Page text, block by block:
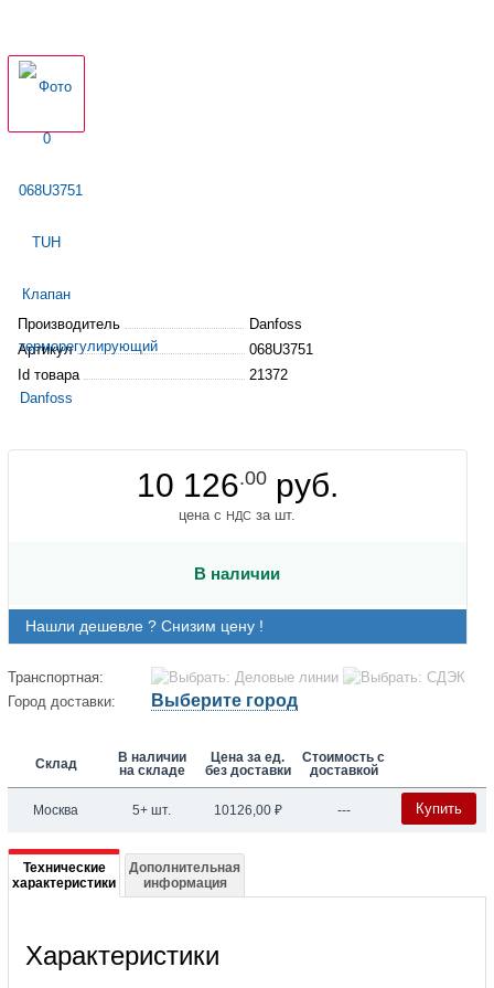
Производитель
Danfoss
Артикул
068U3751
Id товара
21372
10 126.00 руб.
цена с НДС за шт.
В наличии
Нашли дешевле ? Снизим цену !
Транспортная:
Город доставки:
Выберите город
Склад
В наличии
на складе
Цена за ед.
без доставки
Стоимость с
доставкой
Москва 5+ шт. 10126,00 ₽ --- Купить
Подробная
информация
068U3751
Технические
характеристики
Дополнительная
информация
Характеристики